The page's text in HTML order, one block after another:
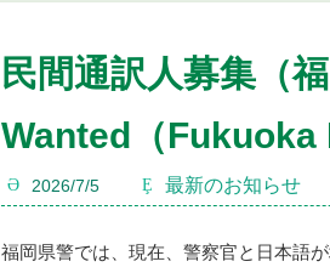
民間通訳人募集（
Wanted（Fukuoka
2026/7/5 最新のお知らせ
福岡県警では、現在、警察官と日本語